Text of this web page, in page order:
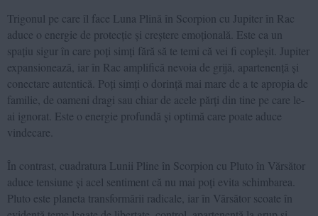
Trigonul pe care îl face Luna Plină în Scorpion cu Jupiter în Rac
aduce o energie de protecție și creștere emoțională. Este ca un
spațiu sigur în care poți simți fără să te temi că vei fi copleșit. Jupiter
expansionează, iar în Rac amplifică nevoia de grijă, apartenență și
conectare autentică. Poți simți o dorință mai mare de a te apropia de
familie, de oameni dragi sau chiar de acele părți din tine pe care le-
ai ignorat. Este o energie profundă și optimă care poate aduce
vindecare.
În contrast, cuadratura Lunii Pline în Scorpion cu Pluto în Vărsător
aduce tensiune și acel sentiment că nu mai poți evita schimbarea.
Pluto este planeta transformării radicale, iar în Vărsător scoate în